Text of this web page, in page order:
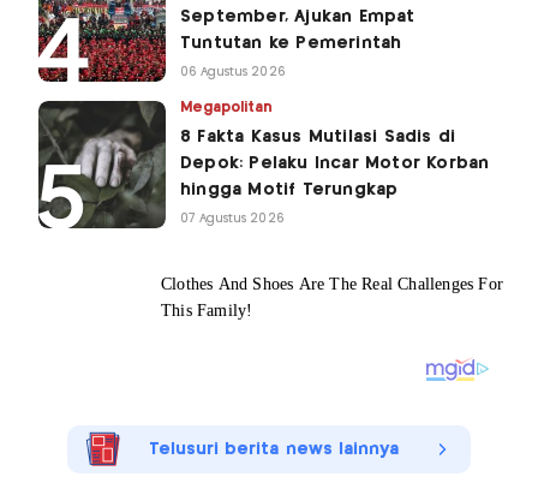
September, Ajukan Empat
Tuntutan ke Pemerintah
06 Agustus 2026
Megapolitan
8 Fakta Kasus Mutilasi Sadis di
Depok: Pelaku Incar Motor Korban
hingga Motif Terungkap
07 Agustus 2026
Telusuri berita news lainnya